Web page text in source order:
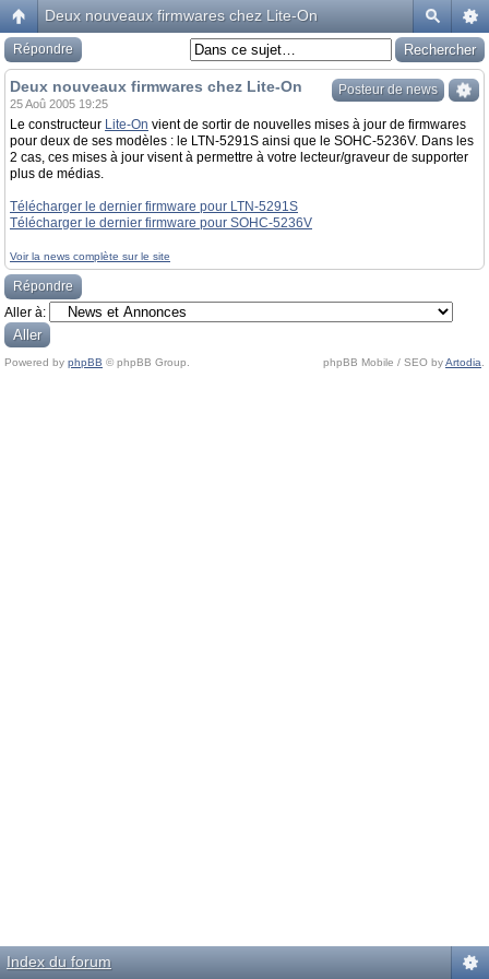
Deux nouveaux firmwares chez Lite-On
Répondre
Posteur de news
Deux nouveaux firmwares chez Lite-On
25 Aoû 2005 19:25
Le constructeur Lite-On vient de sortir de nouvelles mises à jour de firmwares
pour deux de ses modèles : le LTN-5291S ainsi que le SOHC-5236V. Dans les
2 cas, ces mises à jour visent à permettre à votre lecteur/graveur de supporter
plus de médias.
Télécharger le dernier firmware pour LTN-5291S
Télécharger le dernier firmware pour SOHC-5236V
Voir la news complète sur le site
Répondre
Aller à:
Powered by phpBB © phpBB Group. phpBB Mobile / SEO byArtodia
Index du forum